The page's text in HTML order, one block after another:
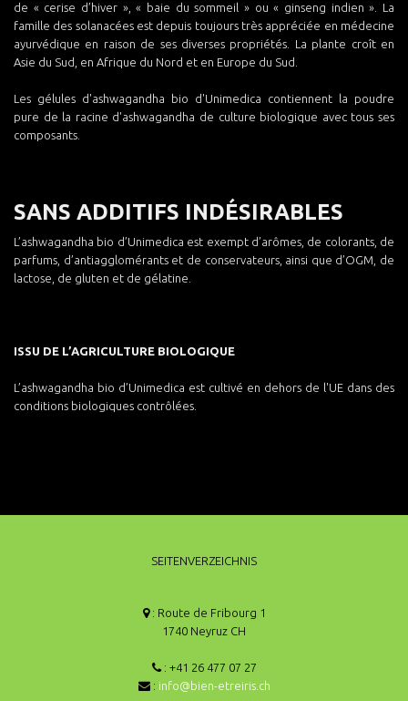
de « cerise d’hiver », « baie du sommeil » ou « ginseng indien ». La
famille des solanacées est depuis toujours très appréciée en médecine
ayurvédique en raison de ses diverses propriétés. La plante croît en
Asie du Sud, en Afrique du Nord et en Europe du Sud.
Les gélules d'ashwagandha bio d'Unimedica contiennent la poudre
pure de la racine d'ashwagandha de culture biologique avec tous ses
composants.
SANS ADDITIFS INDÉSIRABLES
L’ashwagandha bio d’Unimedica est exempt d’arômes, de colorants, de
parfums, d’antiagglomérants et de conservateurs, ainsi que d’OGM, de
lactose, de gluten et de gélatine.
ISSU DE L’AGRICULTURE BIOLOGIQUE
L’ashwagandha bio d’Unimedica est cultivé en dehors de l'UE dans des
conditions biologiques contrôlées.
SEITENVERZEICHNIS
: Route de Fribourg 1
1740 Neyruz CH
: +41 26 477 07 27
: info@bien-etreiris.ch